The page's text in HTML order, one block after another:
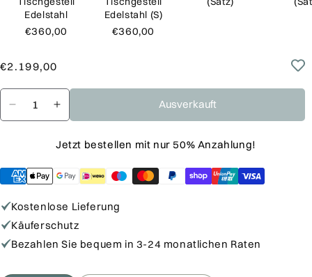
Edelstahl
€360,00
Edelstahl (S)
€360,00
Normaler
Verkaufspreis
€2.199,00
Verringere
für
Baumscheiben
Esstisch
-
240
Erhöhe
Menge
Baumscheiben
Esstisch
-
240
Ausverkauft
Jetzt bestellen mit nur 50% Anzahlung!
Kostenlose Lieferung
Käuferschutz
Bezahlen Sie bequem in 3-24 monatlichen Raten